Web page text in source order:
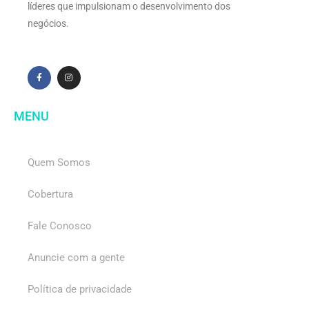
líderes que impulsionam o desenvolvimento dos
negócios.
MENU
Quem Somos
Cobertura
Fale Conosco
Anuncie com a gente
Política de privacidade